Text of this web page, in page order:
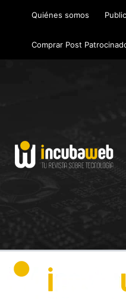
Quiénes somos
Comprar Post